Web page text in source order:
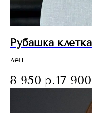
Рубашка клетка
лен
8 950 р.17 900